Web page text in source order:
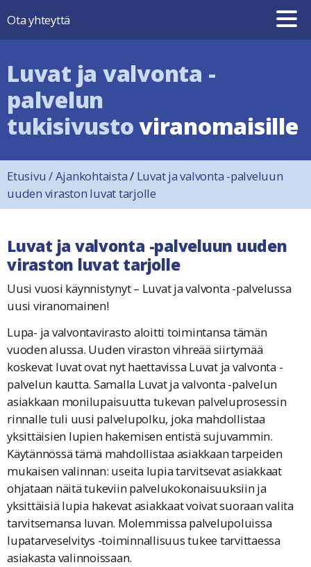
Ota yhteyttä
Luvat ja valvonta -
palvelun
tukisivustoviranomaisille
Etusivu /Ajankohtaista/ Luvat ja valvonta -palveluun
uuden viraston luvat tarjolle
Luvat ja valvonta -palveluun uuden
viraston luvat tarjolle
Uusi vuosi käynnistynyt – Luvat ja valvonta -palvelussa
uusi viranomainen!
Lupa- ja valvontavirasto aloitti toimintansa tämän
vuoden alussa. Uuden viraston vihreää siirtymää
koskevat luvat ovat nyt haettavissa Luvat ja valvonta -
palvelun kautta. Samalla Luvat ja valvonta -palvelun
asiakkaan monilupaisuutta tukevan palveluprosessin
rinnalle tuli uusi palvelupolku, joka mahdollistaa
yksittäisien lupien hakemisen entistä sujuvammin.
Käytännössä tämä mahdollistaa asiakkaan tarpeiden
mukaisen valinnan: useita lupia tarvitsevat asiakkaat
ohjataan näitä tukeviin palvelukokonaisuuksiin ja
yksittäisiä lupia hakevat asiakkaat voivat suoraan valita
tarvitsemansa luvan. Molemmissa palvelupoluissa
lupatarveselvitys -toiminnallisuus tukee tarvittaessa
asiakasta valinnoissaan.